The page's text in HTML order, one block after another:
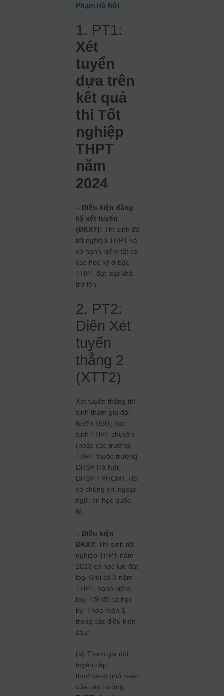
Phạm Hà Nội
1. PT1:
Xét
tuyển
dựa trên
kết quả
thi Tốt
nghiệp
THPT
năm
2024
– Điều kiện đăng
ký xét tuyển
(ĐKXT): Thí sinh đã
tốt nghiệp THPT và
có hạnh kiểm tất cả
các học kỳ ở bậc
THPT đạt loại khá
trở lên.
2. PT2:
Diện Xét
tuyển
thẳng 2
(XTT2)
Xét tuyển thẳng thí
sinh tham gia đội
tuyển HSG; học
sinh THPT chuyên
(hoặc các trường
THPT thuộc trường
ĐHSP Hà Nội,
ĐHSP TPHCM), HS
có chúng chỉ ngoại
ngữ, tin học quốc
tế.
– Điều kiện
ĐKXT: Thí sinh tốt
nghiệp THPT năm
2023 có học lực đạt
loại Giỏi cả 3 năm
THPT, hạnh kiểm
loại Tốt tất cả học
kỳ. Thỏa mãn 1
trong các điều kiện
sau:
(a) Tham gia đội
tuyển cấp
tỉnh/thành phố hoặc
của các trường